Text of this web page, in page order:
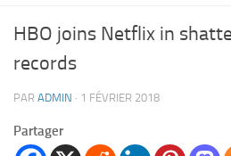
HBO joins Netflix in
records
PAR ADMIN · 1 FÉVRIER 2018
Partager